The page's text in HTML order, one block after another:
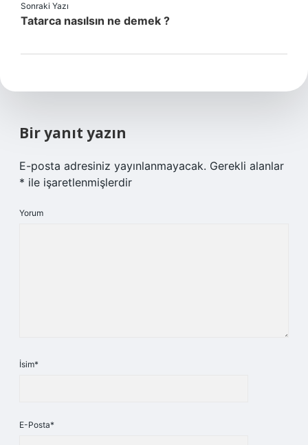
Sonraki Yazı
Tatarca nasılsın ne demek ?
Bir yanıt yazın
E-posta adresiniz yayınlanmayacak. Gerekli alanlar
* ile işaretlenmişlerdir
Yorum
İsim*
E-Posta*